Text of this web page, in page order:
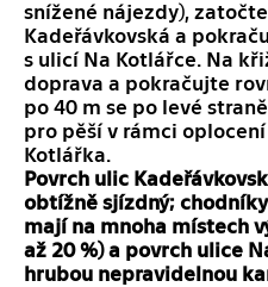
snížené nájezdy),
Kadeřávkovská a
s ulicí Na Kotlářce. Na
doprava a pokračujte
po 40 m se po levé
pro pěší v rámci
Kotlářka.
Povrch ulic
obtížně sjízdný;
mají na mnoha místech
až 20 %) a povrch ulice
hrubou nepravidelnou